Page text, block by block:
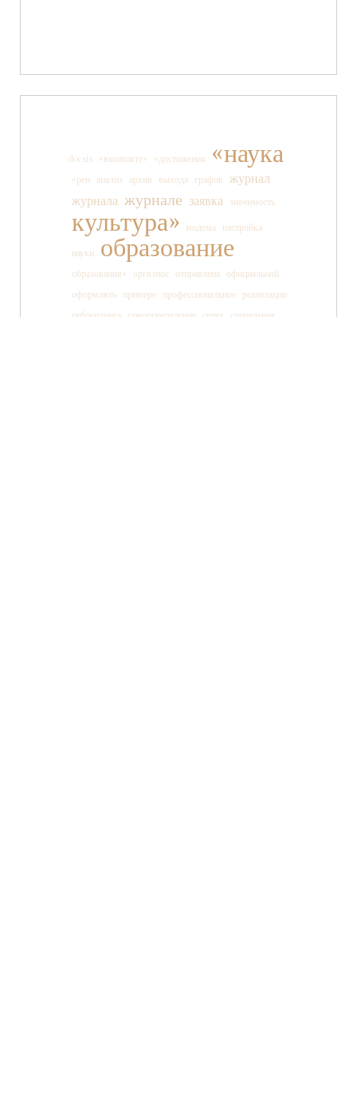
docsis «вконтакте» «достижения «наука
«рен анализ архив выхода график
журнал
журнала журнале заявка значимость
культура» модема настройка
науки образование
образования» оргвзнос отправлена
официальной
оформлять
примере профессиональное
реализации
ребрендинга
самоопределение сетях
социальная